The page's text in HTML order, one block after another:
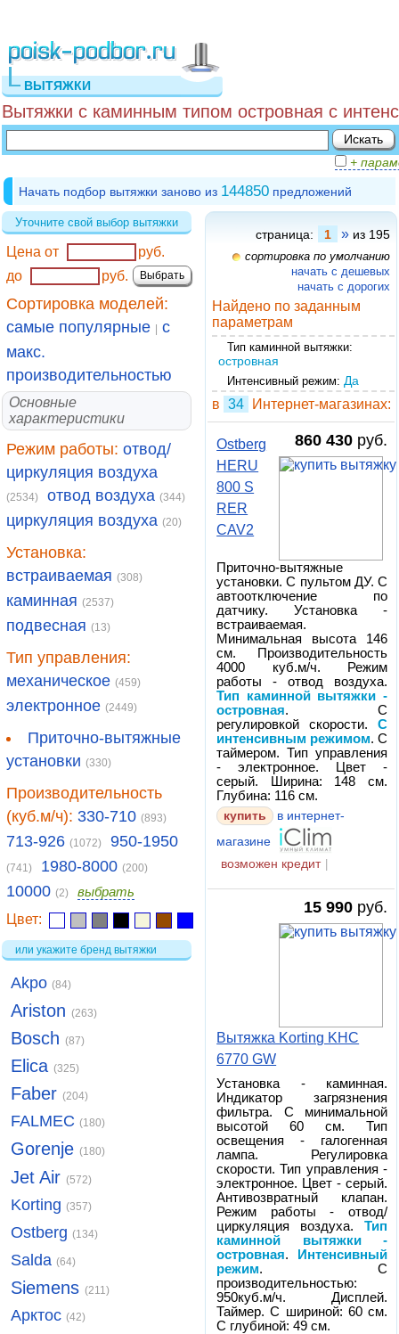
ВЫТЯЖКИ
Вытяжки с каминным типом островная с
+
Начать подбор вытяжки заново из 144850 предложений
Уточните свой выбор вытяжки
Цена от
руб.
до
руб.
Сортировка моделей:
самые популярные
с
макс.
производительностью
Основные
характеристики
Режим работы: отвод/
циркуляция воздуха
(2534) отвод воздуха (344)
циркуляция воздуха (20)
Установка:
встраиваемая (308)
каминная (2537)
подвесная (13)
Тип управления:
механическое (459)
электронное (2449)
Приточно-вытяжные
установки (330)
Производительность
(куб.м/ч): 330-710 (893)
713-926 (1072) 950-1950
(741) 1980-8000 (200)
10000 (2)
выбрать
Цвет:
или укажите бренд вытяжки
Akpo(84)
Ariston(263)
Bosch(87)
Elica(325)
Faber(204)
FALMEC(180)
Gorenje(180)
Jet Air(572)
Korting(357)
Ostberg(134)
Salda(64)
Siemens(211)
Арктос(42)
страница: 1 » из 195
сортировка по умолчанию
начать с дешевых
начать с дорогих
Найдено по заданным
параметрам
Тип каминной вытяжки:
островная
Интенсивный режим: Да
в 34 Интернет-магазинах:
860 430 руб.
Ostberg
HERU
800 S
RER
CAV2
Приточно-вытяжные
установки. С пультом ДУ. С
автоотключение по
датчику. Установка -
встраиваемая.
Минимальная высота 146
см. Производительность
4000 куб.м/ч. Режим
работы - отвод воздуха.
Тип каминной вытяжки -
островная. С
регулировкой скорости.С
интенсивным режимом. С
таймером. Тип управления
- электронное. Цвет -
серый. Ширина: 148 см.
Глубина: 116 см.
купить
в интернет-
магазине
возможен кредит
15 990 руб.
Вытяжка Korting KHC
6770 GW
Установка - каминная.
Индикатор загрязнения
фильтра. С минимальной
высотой 60 см. Тип
освещения - галогенная
лампа. Регулировка
скорости. Тип управления -
электронное. Цвет - серый.
Антивозвратный клапан.
Режим работы - отвод/
циркуляция воздуха.Тип
каминной вытяжки -
островная.
Интенсивный
режим. С
производительностью:
950куб.м/ч. Дисплей.
Таймер. С шириной: 60 см.
С глубиной: 49 см.